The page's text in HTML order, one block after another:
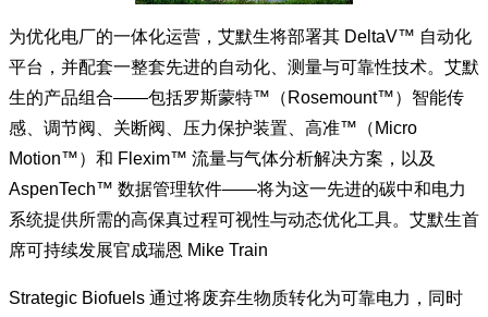
为优化电厂的一体化运营，艾默生将部署其 DeltaV™ 自动化
平台，并配套一整套先进的自动化、测量与可靠性技术。艾默
生的产品组合——包括罗斯蒙特™（Rosemount™）智能传
感、调节阀、关断阀、压力保护装置、高准™（Micro
Motion™）和 Flexim™ 流量与气体分析解决方案，以及
AspenTech™ 数据管理软件——将为这一先进的碳中和电力
系统提供所需的高保真过程可视性与动态优化工具。艾默生首
席可持续发展官成瑞恩 Mike Train
Strategic Biofuels 通过将废弃生物质转化为可靠电力，同时